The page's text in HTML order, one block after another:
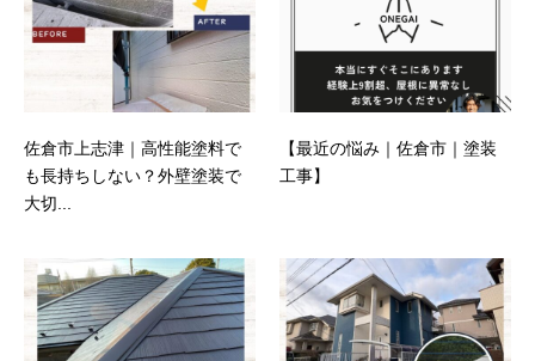
佐倉市上志津｜高性能塗料で
も長持ちしない？外壁塗装で
大切...
【最近の悩み｜佐倉市｜塗装
工事】